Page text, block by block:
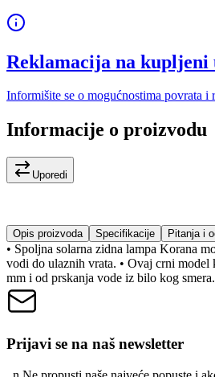
Reklamacija na kupljeni
Informišite se o mogućnostima povrata i
Informacije o proizvodu
Uporedi
Opis proizvoda Specifikacije Pitanja i
• Spoljna solarna zidna lampa Korana
vodi do ulaznih vrata. • Ovaj crni model
mm i od prskanja vode iz bilo kog smera.
Prijavi se na naš newsletter